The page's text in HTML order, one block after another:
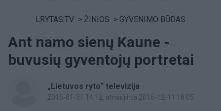
LRYTAS.TV > ŽINIOS > GYVENIMO BŪDAS
Ant namo sienų Kaune -
buvusių gyventojų portretai
„Lietuvos ryto“ televizija
2015-01-31 14:12, atnaujinta 2016-12-11 18:05